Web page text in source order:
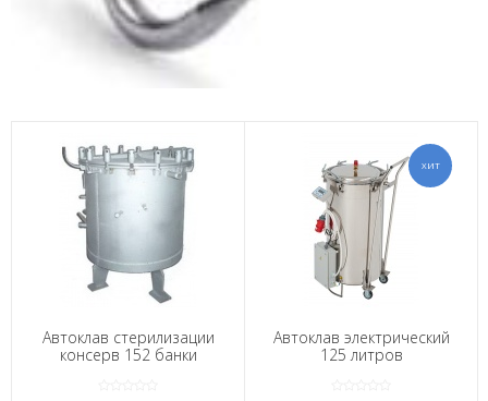
Автоклав стерилизации
консерв 152 банки
Автоклав электрический
125 литров